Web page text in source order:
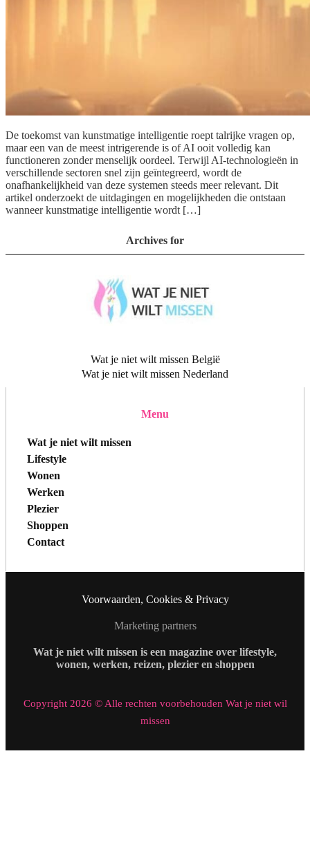
De toekomst van kunstmatige intelligentie roept talrijke vragen op,
maar een van de meest intrigerende is of AI ooit volledig kan
functioneren zonder menselijk oordeel. Terwijl AI-technologieën in
verschillende sectoren snel zijn geïntegreerd, wordt de
onafhankelijkheid van deze systemen steeds meer relevant. Dit
artikel onderzoekt de uitdagingen en mogelijkheden die ontstaan
wanneer kunstmatige intelligentie wordt […]
Archives for
Wat je niet wilt missen België
Wat je niet wilt missen Nederland
Menu
Wat je niet wilt missen
Lifestyle
Wonen
Werken
Plezier
Shoppen
Contact
Voorwaarden, Cookies & Privacy
Marketing partners
Wat je niet wilt missen is een magazine over lifestyle,
wonen, werken, reizen, plezier en shoppen
Copyright 2026 © Alle rechten voorbehouden Wat je niet wil
missen